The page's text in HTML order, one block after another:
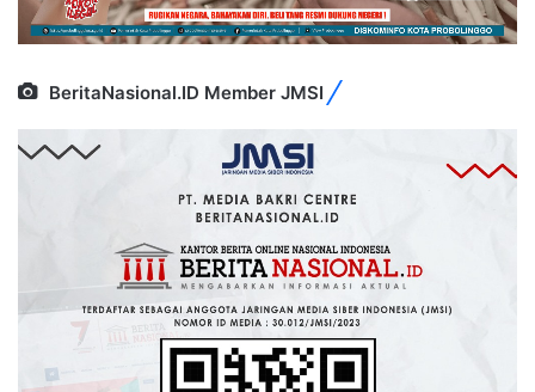
BeritaNasional.ID Member JMSI